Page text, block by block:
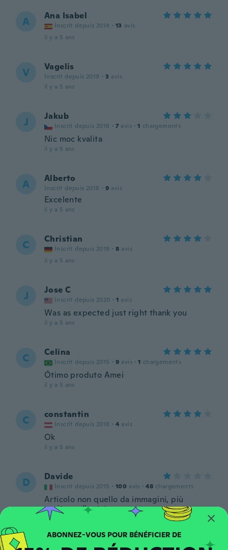
A Ana Isabel
Inscrit depuis 2014 · 13 avis
il y a 5 ans
V Vagelis
Inscrit depuis 2019 · 3 avis
il y a 5 ans
J Jakub
Inscrit depuis 2018 · 7 avis · 1 chargements
Nic moc kvalita
il y a 5 ans
A Alberto
Inscrit depuis 2018 · 9 avis
Excelente
il y a 5 ans
C Christian
Inscrit depuis 2019 · 8 avis
il y a 5 ans
J Jose C
Inscrit depuis 2020 · 1 avis
Was as expected just right thank you
il y a 5 ans
C Celina
Inscrit depuis 2015 · 9 avis · 1 chargements
Ótimo produto Amei
il y a 5 ans
C constantin
Inscrit depuis 2018 · 4 avis
Ok
il y a 5 ans
D Davide
Inscrit depuis 2015 · 100 avis · 48 chargements
Articolo non quello da immagini, più
cuciture allentate
il y a 5 ans
Samuele